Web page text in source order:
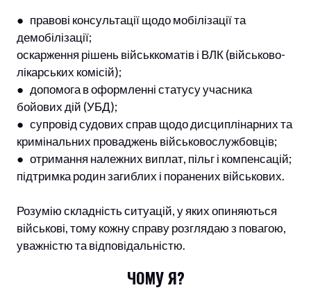
● правові консультації щодо мобілізації та
демобілізації;
оскарження рішень військкоматів і ВЛК (військово-
лікарських комісій);
● допомога в оформленні статусу учасника
бойових дій (УБД);
● супровід судових справ щодо дисциплінарних та
кримінальних проваджень військовослужбовців;
● отримання належних виплат, пільг і компенсацій;
підтримка родин загиблих і поранених військових.
Розумію складність ситуацій, у яких опиняються
військові, тому кожну справу розглядаю з повагою,
уважністю та відповідальністю.
ЧОМУ Я?